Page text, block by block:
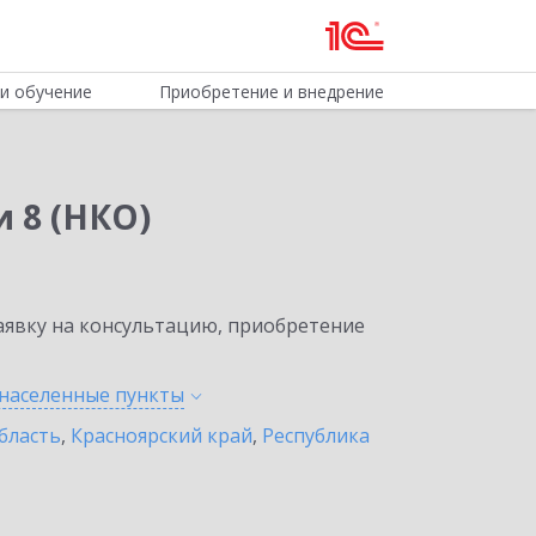
обучение Приобретение и внедрение
8 (НКО)
на консультацию, приобретение
пункты
, Красноярский край, Республика